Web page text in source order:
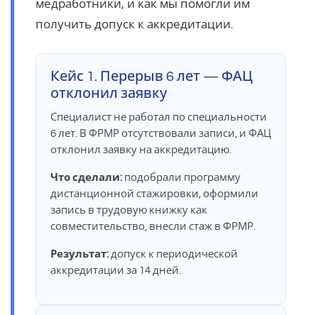
медработники, и как мы помогли им
получить допуск к аккредитации.
Кейс 1. Перерыв 6 лет — ФАЦ
отклонил заявку
Специалист не работал по специальности
6 лет. В ФРМР отсутствовали записи, и ФАЦ
отклонил заявку на аккредитацию.
Что сделали: подобрали программу
дистанционной стажировки, оформили
запись в трудовую книжку как
совместительство, внесли стаж в ФРМР.
Результат: допуск к периодической
аккредитации за 14 дней.